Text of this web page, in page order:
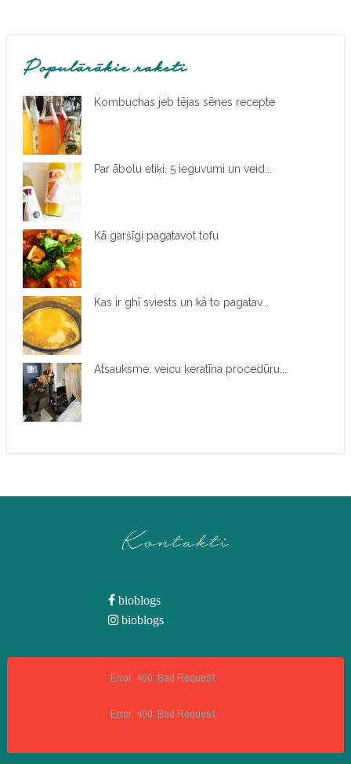
Populārākie raksti
Kombuchas jeb tējas sēnes recepte
Par ābolu etiķi. 5 ieguvumi un veid...
Kā garšīgi pagatavot tofu
Kas ir ghī sviests un kā to pagatav...
Atsauksme: veicu keratīna procedūru...
Kontakti
bioblogs
bioblogs
Error: 400: Bad Request
Error: 400: Bad Request